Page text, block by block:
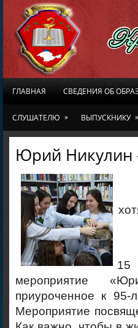
ГЛАВНАЯ СВЕДЕНИЯ ОБ
СЛУШАТЕЛЮ » ВЫПУСКНИКУ »
Юрий Никулин
15
мероприятие
приуроченное к 95-
Мероприятие